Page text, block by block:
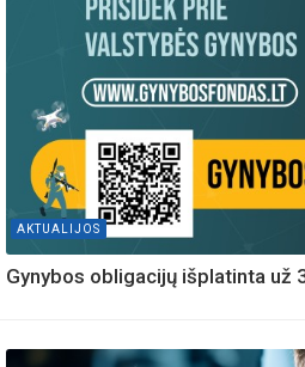
AKTUALIJOS
Gynybos obligacijų išplatinta už